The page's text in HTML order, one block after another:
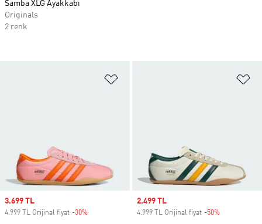
Sale price
3.699 TL
4.999 TL Orijinal fiyat -30%
Sale price
2.499 TL
4.999 TL Orijinal fiyat -50%
Samba XLG Ayakkabı
Originals
2 renk